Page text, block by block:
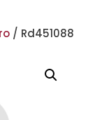
/ Rd451088